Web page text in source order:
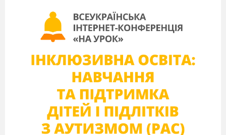
«УКРАЇНСЬКЕ
СЕЛО»
Проект «Українське село» є
поєднанням двох проектів: «Хуторок» та
«Садиба моєї мрії».
Категорія:Естетичне виховання учнів,
розвиток професійних навичок